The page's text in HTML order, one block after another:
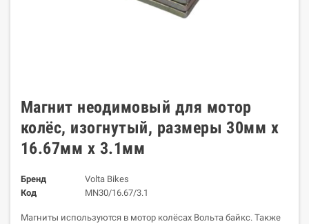
Магнит неодимовый для мотор
колёс, изогнутый, размеры 30мм х
16.67мм х 3.1мм
Бренд
Volta Bikes
Код
МN30/16.67/3.1
Магниты используются в мотор колёсах Вольта байкс. Также